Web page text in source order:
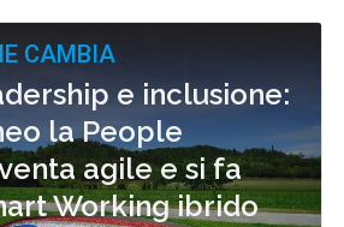
CAMBIA
e inclusione:
la People
agile e si fa
Working ibrido